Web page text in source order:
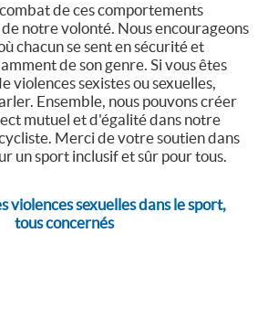
de ces comportements
notre volonté. Nous encourageons
chacun se sent en sécurité et
de son genre. Si vous êtes
violences sexistes ou sexuelles,
Ensemble, nous pouvons créer
mutuel et d'égalité dans notre
Merci de votre soutien dans
un sport inclusif et sûr pour tous.
violences sexuelles dans le sport,
tous concernés